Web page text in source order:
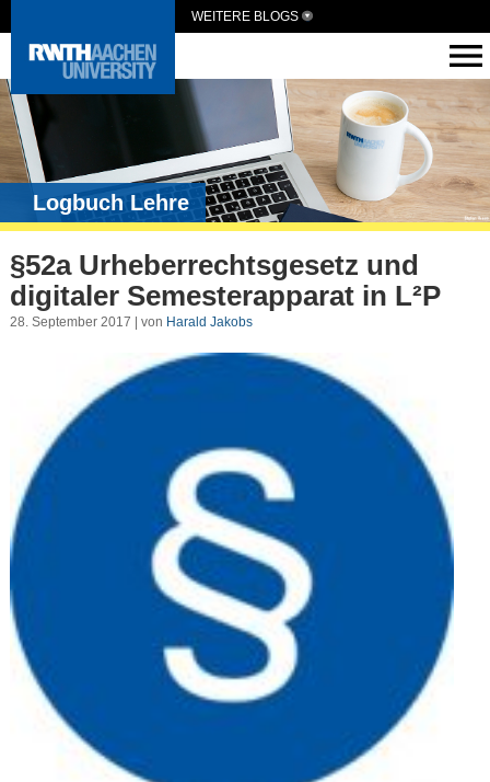
WEITERE BLOGS
Logbuch Lehre
§52a Urheberrechtsgesetz und
digitaler Semesterapparat in L²P
28. September 2017 | von Harald Jakobs